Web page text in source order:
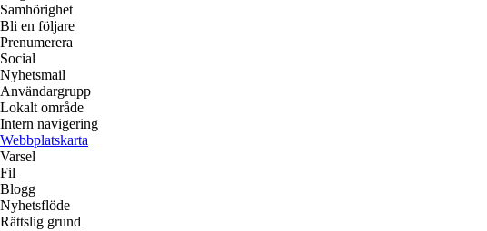
Samhörighet
Bli en följare
Prenumerera
Social
Nyhetsmail
Användargrupp
Lokalt område
Intern navigering
Webbplatskarta
Varsel
Fil
Blogg
Nyhetsflöde
Rättslig grund